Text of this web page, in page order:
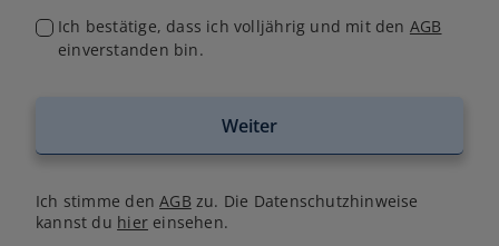
Ich bestätige, dass ich volljährig und mit den AGB
einverstanden bin.
Weiter
Ich stimme denAGB zu. Die Datenschutzhinweise
kannst du hiereinsehen.